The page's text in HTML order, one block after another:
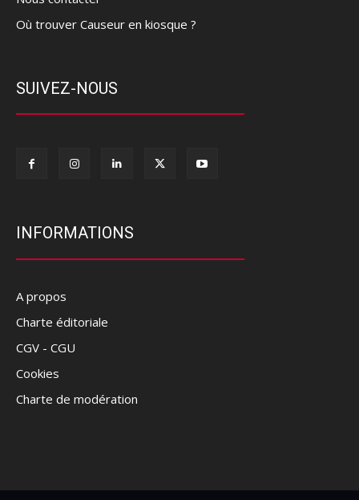
Où trouver Causeur en kiosque ?
SUIVEZ-NOUS
INFORMATIONS
A propos
Charte éditoriale
CGV - CGU
Cookies
Charte de modération